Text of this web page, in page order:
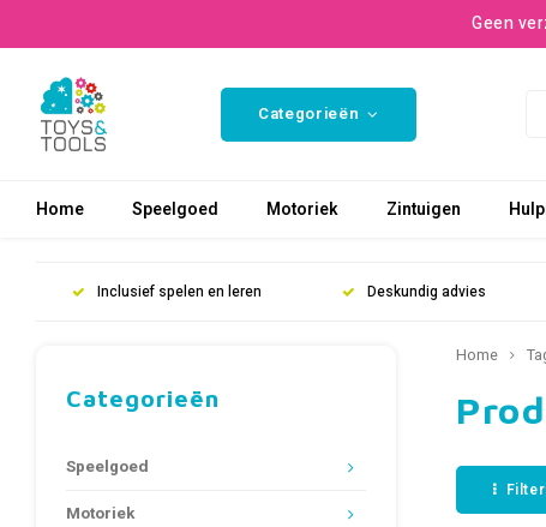
Geen
Categorieën
Home Speelgoed Motoriek Zintuigen
Inclusief spelen en leren Deskundig advies
Categorieën
Speelgoed
Motoriek
Home